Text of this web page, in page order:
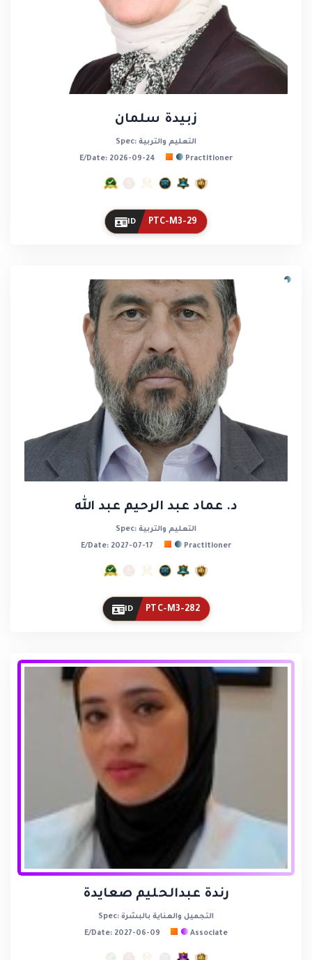
زبيدة سلمان
Spec: التعليم والتربية
E/Date: 2026-09-24
Practitioner
ID PTC-M3-29
د. عماد عبد الرحيم عبد الله
Spec: التعليم والتربية
E/Date: 2027-07-17
Practitioner
ID PTC-M3-282
رندة عبدالحليم صعايدة
Spec: التجميل والعناية بالبشرة
E/Date: 2027-06-09
Associate